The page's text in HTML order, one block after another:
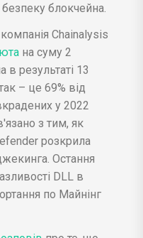
блокчейна.
Chainalysis
на суму 2
результаті 13
– це 69% від
у 2022
з тим, як
розкрила
Остання
DLL в
по Майнінг